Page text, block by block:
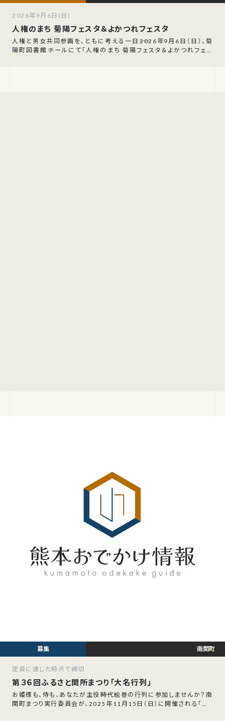
人権のまち 菊陽フェスタ＆よかつれフェスタ
人権と男女共同参画を、ともに考える一日――2026年9月6日（日）、菊
陽町図書館ホールにて「人権のまち 菊陽フェスタ＆よかつれフェス
2026年9月6日(日)
第３６回ふるさと関所まつり「大名行列」
お姫様も、侍も、あなたが主役――時代絵巻の行列に参加しませんか？南
関町まつり実行委員会が、2025年11月15日（日）に開催される「第3
南関町
定員に達した時点で締切